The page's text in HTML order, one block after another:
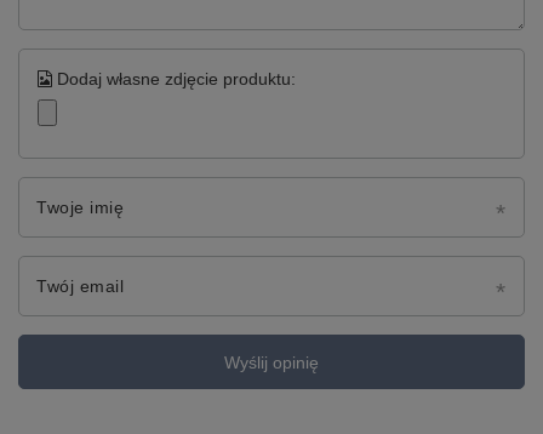
Dodaj własne zdjęcie produktu:
Twoje imię
Twój email
Wyślij opinię